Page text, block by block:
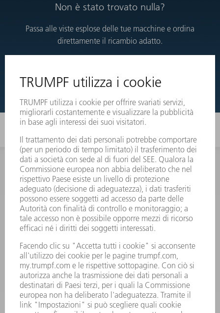
Non è stato trovato nulla?
Passa alle viste esplose delle tue macchine e ordina
direttamente il ricambio adatto.
VISTE ESPLOSE
INFORMAZIONE
Domande frequenti
Condizioni generali di contratto
CONTATTO
RICAMBI TRUMPF ITALIA
lunedì a venerdì: 08:30 – 18:00
ricambi@trumpf.com
CONTATTO
UTENSILI TRUMPF ITALIA
+39 02 48489482
lunedì a venerdì: 08:00 – 18:00